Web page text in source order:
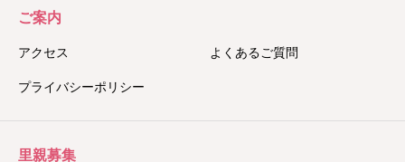
ご案内
アクセス よくあるご質問
プライバシーポリシー
里親募集